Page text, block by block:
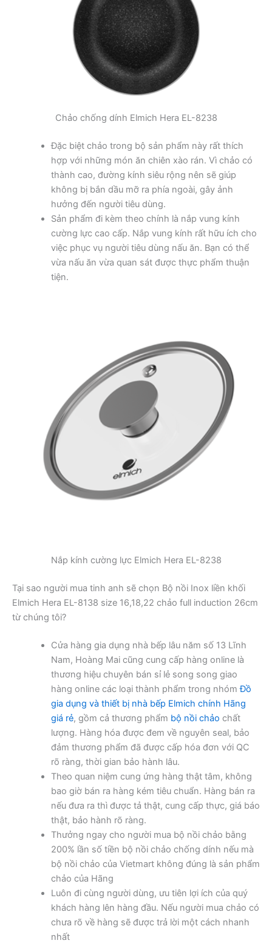
Chảo chống dính Elmich Hera EL-8238
Đặc biệt chảo trong bộ sản phẩm này rất thích
hợp với những món ăn chiên xào rán. Vì chảo có
thành cao, đường kính siêu rộng nên sẽ giúp
không bị bắn dầu mỡ ra phía ngoài, gây ảnh
hưởng đến người tiêu dùng.
Sản phẩm đi kèm theo chính là nắp vung kính
cường lực cao cấp. Nắp vung kính rất hữu ích cho
việc phục vụ người tiêu dùng nấu ăn. Bạn có thể
vừa nấu ăn vừa quan sát được thực phẩm thuận
tiện.
Nắp kính cường lực Elmich Hera EL-8238
Tại sao người mua tinh anh sẽ chọn Bộ nồi Inox liền khối
Elmich Hera EL-8138 size 16,18,22 chảo full induction 26cm
từ chúng tôi?
Cửa hàng gia dụng nhà bếp lâu năm số 13 Lĩnh
Nam, Hoàng Mai cũng cung cấp hàng online là
thương hiệu chuyên bán sỉ lẻ song song giao
hàng online các loại thành phẩm trong nhómĐồ
gia dụng và thiết bị nhà bếp Elmich chính Hãng
giá rẻ, gồm cả thương phẩm bộ nồi chảo chất
lượng. Hàng hóa được đem về nguyên seal, bảo
đảm thương phẩm đã được cấp hóa đơn với QC
rõ ràng, thời gian bảo hành lâu.
Theo quan niệm cung ứng hàng thật tâm, không
bao giờ bán ra hàng kém tiêu chuẩn. Hàng bán ra
nếu đưa ra thì được tả thật, cung cấp thực, giá báo
thật, bảo hành rõ ràng.
Thưởng ngay cho người mua bộ nồi chảo bằng
200% lần số tiền bộ nồi chảo chống dính nếu mà
bộ nồi chảo của Vietmart không đúng là sản phẩm
chảo của Hãng
Luôn đi cùng người dùng, ưu tiên lợi ích của quý
khách hàng lên hàng đầu. Nếu người mua chảo có
chưa rõ về hàng sẽ được trả lời một cách nhanh
nhất